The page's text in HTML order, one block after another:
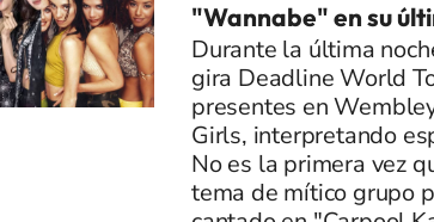
"Wannabe" en su
Durante la última
gira Deadline World
presentes en
Girls, interpretando
No es la primera vez
tema de mítico grupo